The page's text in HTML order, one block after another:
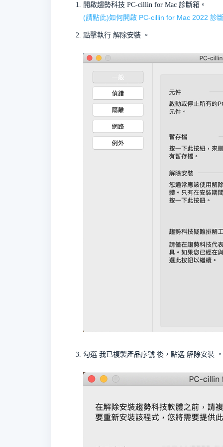
開啟趨勢科技 PC-cillin for Mac 診斷箱。
(請點此)如何開啟 PC-cillin for Mac 2022 診
點擊執行 解除安裝 。
勾選 我已複製產品序號 後，點選 解除安裝 。